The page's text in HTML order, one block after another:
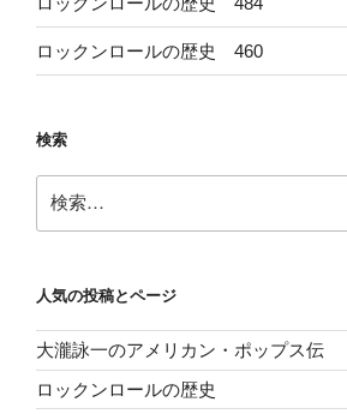
ロックンロールの歴史 460
検索
索:
人気の投稿とページ
大瀧詠一のアメリカン・ポップス伝
ロックンロールの歴史